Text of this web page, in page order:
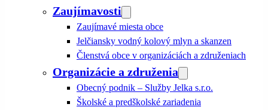
Zaujímavosti
Zaujímavé miesta obce
Jelčiansky vodný kolový mlyn a skanzen
Členstvá obce v organizáciách a združeniach
Organizácie a združenia
Obecný podnik – Služby Jelka s.r.o.
Školské a predškolské zariadenia